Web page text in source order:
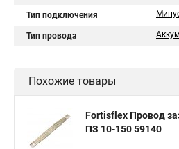
Тип подключения
Тип провода
Похожие товары
Fortisflex Провод
ПЗ 10-150 59140